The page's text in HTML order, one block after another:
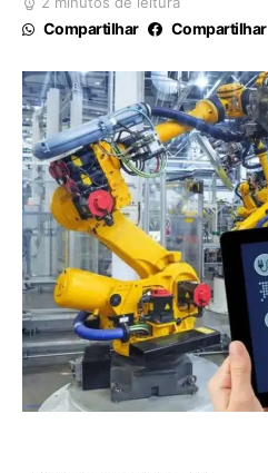
Compartilhar Compartilhar